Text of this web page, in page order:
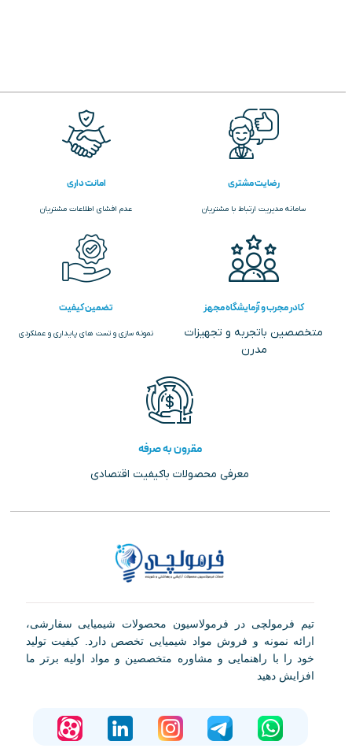
رضایت مشتری
سامانه مدیریت ارتباط با مشتریان
امانت داری
عدم افشای اطلاعات مشتریان
کادر مجرب و آزمایشگاه مجهز
متخصصین باتجربه و تجهیزات
مدرن
تضمین کیفیت
نمونه سازی و تست های پایداری و عملکردی
مقرون به صرفه
معرفی محصولات باکیفیت اقتصادی
تیم فرمولچی در فرمولاسیون محصولات شیمیایی سفارشی،
ارائه نمونه و فروش مواد شیمیایی تخصص دارد. کیفیت تولید
خود را با راهنمایی و مشاوره متخصصین و مواد اولیه برتر ما
افزایش دهید